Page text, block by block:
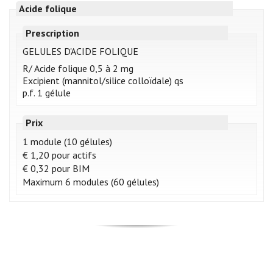
Acide folique
Prescription
GELULES D'ACIDE FOLIQUE
R/ Acide folique 0,5 à 2 mg
Excipient (mannitol/silice colloïdale) qs
p.f. 1 gélule
Prix
1 module (10 gélules)
€ 1,20 pour actifs
€ 0,32 pour BIM
Maximum 6 modules (60 gélules)